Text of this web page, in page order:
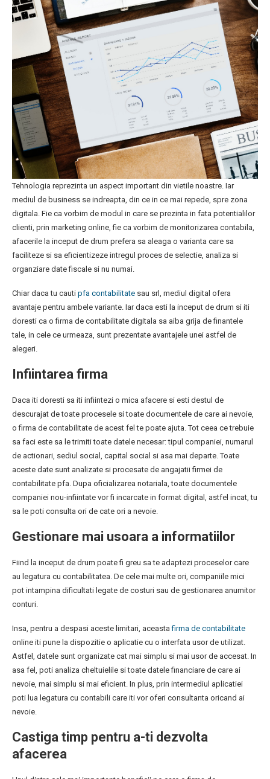
Tehnologia reprezinta un aspect important din vietile noastre. Iar
mediul de business se indreapta, din ce in ce mai repede, spre zona
digitala. Fie ca vorbim de modul in care se prezinta in fata potentialilor
clienti, prin marketing online, fie ca vorbim de monitorizarea contabila,
afacerile la inceput de drum prefera sa aleaga o varianta care sa
faciliteze si sa eficientizeze intregul proces de selectie, analiza si
organziare date fiscale si nu numai.
Chiar daca tu cauti pfa contabilitate sau srl, mediul digital ofera
avantaje pentru ambele variante. Iar daca esti la inceput de drum si iti
doresti ca o firma de contabilitate digitala sa aiba grija de finantele
tale, in cele ce urmeaza, sunt prezentate avantajele unei astfel de
alegeri.
Infiintarea firma
Daca iti doresti sa iti infiintezi o mica afacere si esti destul de
descurajat de toate procesele si toate documentele de care ai nevoie,
o firma de contabilitate de acest fel te poate ajuta. Tot ceea ce trebuie
sa faci este sa le trimiti toate datele necesar: tipul companiei, numarul
de actionari, sediul social, capital social si asa mai departe. Toate
aceste date sunt analizate si procesate de angajatii firmei de
contabilitate pfa. Dupa oficializarea notariala, toate documentele
companiei nou-infiintate vor fi incarcate in format digital, astfel incat, tu
sa le poti consulta ori de cate ori a nevoie.
Gestionare mai usoara a informatiilor
Fiind la inceput de drum poate fi greu sa te adaptezi proceselor care
au legatura cu contabilitatea. De cele mai multe ori, companiile mici
pot intampina dificultati legate de costuri sau de gestionarea anumitor
conturi.
Insa, pentru a despasi aceste limitari, aceastafirma de contabilitate
online iti pune la dispozitie o aplicatie cu o interfata usor de utilizat.
Astfel, datele sunt organizate cat mai simplu si mai usor de accesat. In
asa fel, poti analiza cheltuielile si toate datele financiare de care ai
nevoie, mai simplu si mai eficient. In plus, prin intermediul aplicatiei
poti lua legatura cu contabili care iti vor oferi consultanta oricand ai
nevoie.
Castiga timp pentru a-ti dezvolta
afacerea